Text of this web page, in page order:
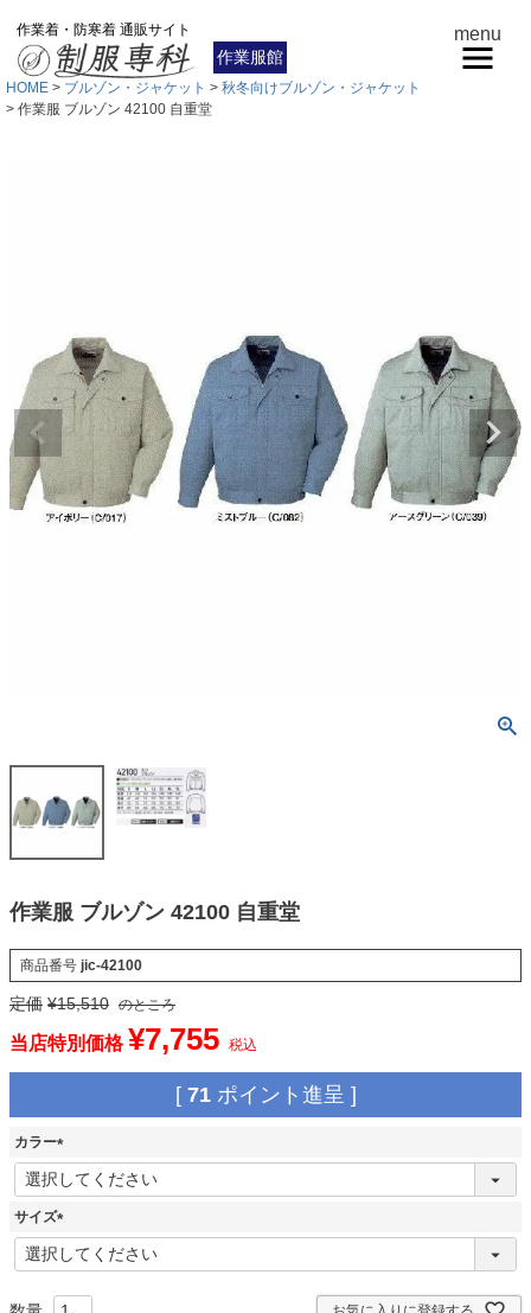
作業着・防寒着 通販サイト
作業服館
menu
HOME ブルゾン・ジャケット
秋冬向けブルゾン・ジャケット
作業服 ブルゾン 42100 自重堂
作業服 ブルゾン 42100 自重堂
商品番号 jic-42100
定価 ¥15,510 のところ
当店特別価格 ¥7,755 税込
[ 71 ポイント進呈 ]
カラー
(
必
須
サイズ
(
必